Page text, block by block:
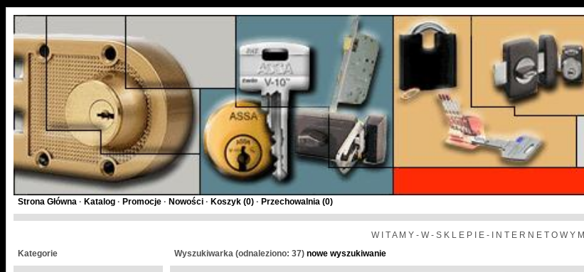
Strona Główna · Katalog · Promocje · Nowości · Koszyk (0) · Przechowalnia (0)
W I T A M Y - W - S K L E P I E - I N T E R N E T O W Y M
Kategorie
Wyszukiwarka (odnaleziono: 37) nowe wyszukiwanie